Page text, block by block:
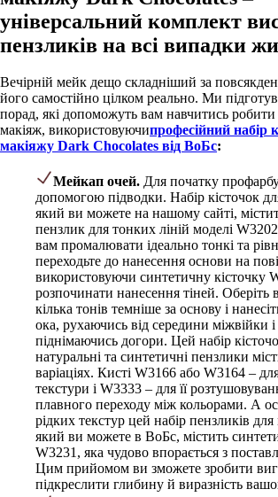
універсальний комплект
пензликів на всі випадки
Вечірній мейк дещо складніший за
його самостійно цілком реально. Ми
порад, які допоможуть вам навчитись
макіяж, використовуючипрофесійний набір
макіяжу Dark Chocolates від ВоБс:
Мейкап очей. Для початку
допомогою підводки. Набір кісточок
який ви можете на нашому сайті,
пензлик для тонких ліній моделі
вам промалювати ідеально тонкі та
переходьте до нанесення основи на
використовуючи синтетичну кісточку
розпочинати нанесення тіней. Оберіть
кілька тонів темніше за основу і
ока, рухаючись від середини міжвійки
піднімаючись догори. Цей набір
натуральні та синтетичні пензлики
варіаціях. Кисті W3166 або W3164 –
текстури і W3333 – для її
плавного переходу між кольорами. А
рідких текстур цей набір пензликів
який ви можете в ВоБс, містить
W3231, яка чудово впорається з
Цим прийомом ви зможете зробити
підкреслити глибину й виразність